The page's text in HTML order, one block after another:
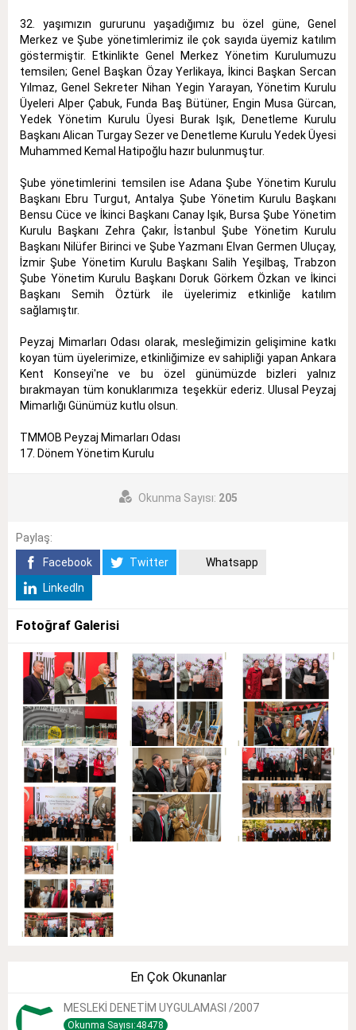
32. yaşımızın gururunu yaşadığımız bu özel güne, Genel
Merkez ve Şube yönetimlerimiz ile çok sayıda üyemiz katılım
göstermiştir. Etkinlikte Genel Merkez Yönetim Kurulumuzu
temsilen; Genel Başkan Özay Yerlikaya, İkinci Başkan Sercan
Yılmaz, Genel Sekreter Nihan Yegin Yarayan, Yönetim Kurulu
Üyeleri Alper Çabuk, Funda Baş Bütüner, Engin Musa Gürcan,
Yedek Yönetim Kurulu Üyesi Burak Işık, Denetleme Kurulu
Başkanı Alican Turgay Sezer ve Denetleme Kurulu Yedek Üyesi
Muhammed Kemal Hatipoğlu hazır bulunmuştur.
Şube yönetimlerini temsilen ise Adana Şube Yönetim Kurulu
Başkanı Ebru Turgut, Antalya Şube Yönetim Kurulu Başkanı
Bensu Cüce ve İkinci Başkanı Canay Işık, Bursa Şube Yönetim
Kurulu Başkanı Zehra Çakır, İstanbul Şube Yönetim Kurulu
Başkanı Nilüfer Birinci ve Şube Yazmanı Elvan Germen Uluçay,
İzmir Şube Yönetim Kurulu Başkanı Salih Yeşilbaş, Trabzon
Şube Yönetim Kurulu Başkanı Doruk Görkem Özkan ve İkinci
Başkanı Semih Öztürk ile üyelerimiz etkinliğe katılım
sağlamıştır.
Peyzaj Mimarları Odası olarak, mesleğimizin gelişimine katkı
koyan tüm üyelerimize, etkinliğimize ev sahipliği yapan Ankara
Kent Konseyi'ne ve bu özel günümüzde bizleri yalnız
bırakmayan tüm konuklarımıza teşekkür ederiz. Ulusal Peyzaj
Mimarlığı Günümüz kutlu olsun.
TMMOB Peyzaj Mimarları Odası
17. Dönem Yönetim Kurulu
Okunma Sayısı: 205
Paylaş:
Facebook
Twitter
Whatsapp
LinkedIn
Fotoğraf Galerisi
En Çok Okunanlar
MESLEKİ DENETİM UYGULAMASI /2007
Okunma Sayısı:48478